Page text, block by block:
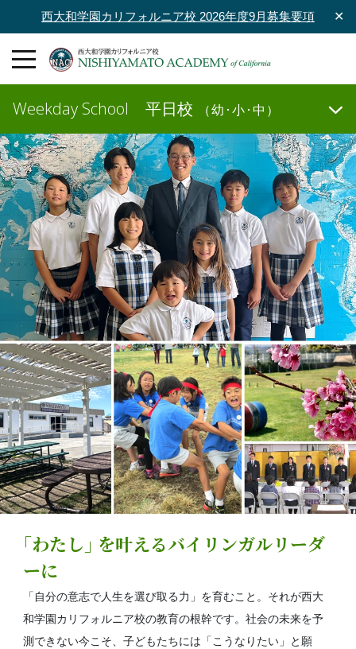
西大和学園カリフォルニア校 2026年度9月募集要項 ✕
Weekday School 平日校 （幼･小･中）
｢わたし｣ を叶えるバイリンガルリーダ
ーに
「自分の意志で人生を選び取る力」を育むこと。それが西大
和学園カリフォルニア校の教育の根幹です。社会の未来を予
測できない今こそ、子どもたちには「こうなりたい」と願